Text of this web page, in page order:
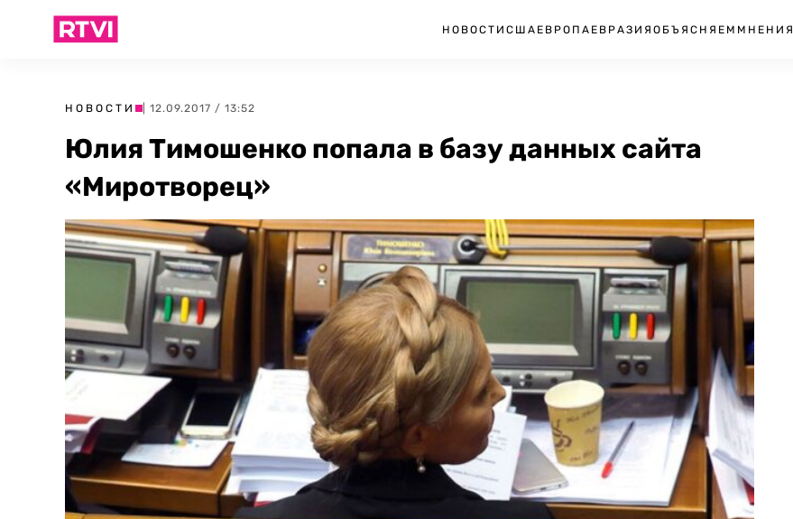
НОВОСТИ США ЕВРОПА ЕВРАЗИЯ ОБЪЯСНЯЕМ МНЕНИЯ
НОВОСТИ | 12.09.2017 / 13:52
Юлия Тимошенко попала в базу данных сайта
«Миротворец»